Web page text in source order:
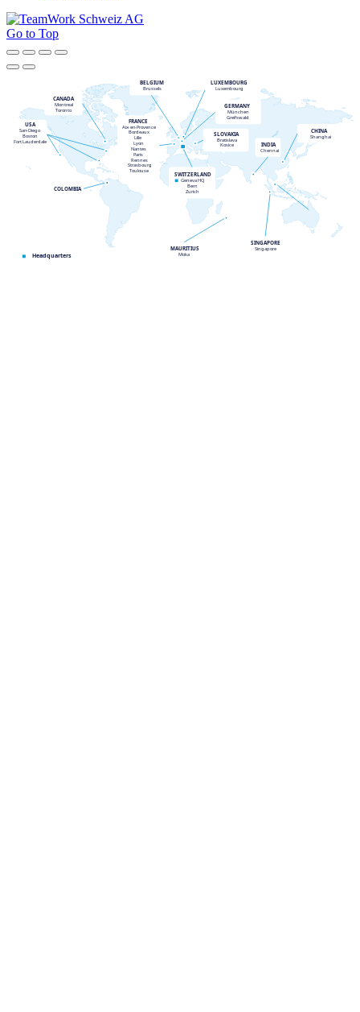
Go to Top
Headquarters
CANADA
Montreal
Toronto
BELGIUM
Brussels
SWITZERLAND
Geneva HQ
Bern
Zurich
FRANCE
Aix-en-Provence
Bordeaux
Lille
Lyon
Nantes
Paris
Rennes
Strasbourg
Toulouse
SLOVAKIA
Bratislava
Kosice
MAURITIUS
Moka
SINGAPORE
Singapore
CHINA
Shanghai
INDIA
Chennai
LUXEMBOURG
Luxembourg
USA
San-Diego
Boston
Fort Lauderdale
COLOMBIA
GERMANY
München
Greifswald